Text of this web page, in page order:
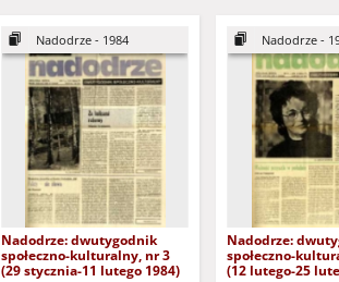
Nadodrze - 1984
Nadodrze: dwutygodnik
społeczno-kulturalny, nr 3
(29 stycznia-11 lutego 1984)
Nadodrze -
Nadodrze:
społeczno-
(12 lutego-25